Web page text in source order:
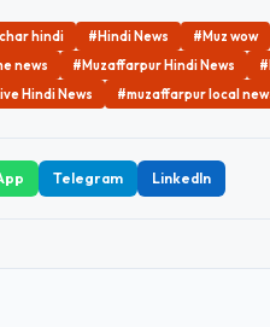
hindi #Hindi News #Muz wow
news #Muzaffarpur Hindi News
Hindi News #muzaffarpur local
Telegram LinkedIn